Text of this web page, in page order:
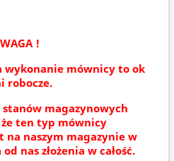
!
wykonanie mównicy to ok
robocze.
magazynowych
ten typ mównicy
na naszym magazynie w
nas złożenia w całość.